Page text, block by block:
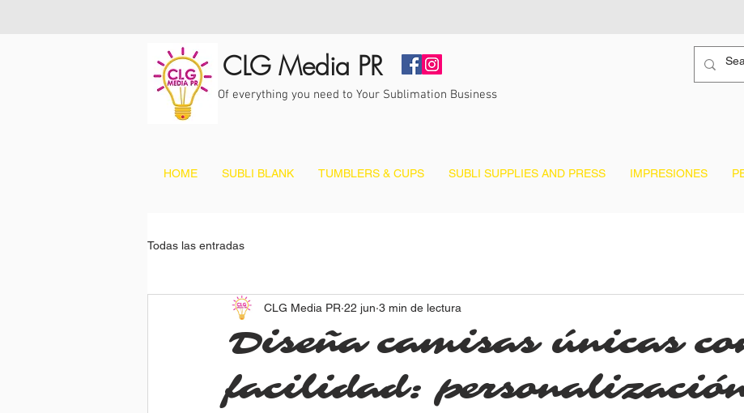
CLG Media PR
Of everything you need to Your Sublimation Business
HOME SUBLI BLANK TUMBLERS & CUPS SUBLI SUPPLIES AND PRESS IMPRESIONES
Todas las entradas
Diseña camisas únicas
facilidad:
CLG Media PR 22 jun 3 min de lectura